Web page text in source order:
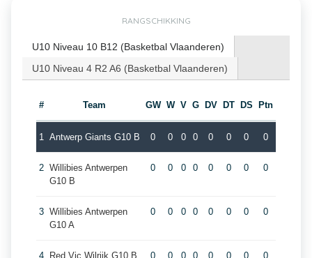
RANGSCHIKKING
U10 Niveau 10 B12 (Basketbal Vlaanderen)
U10 Niveau 4 R2 A6 (Basketbal Vlaanderen)
# Team GW W V G DV DT DS Ptn
1 Antwerp Giants G10 B 0 0 0 0 0 0 0 0
2 Willibies Antwerpen
G10 B
0 0 0 0 0 0 0 0
3 Willibies Antwerpen
G10 A
0 0 0 0 0 0 0 0
4 Red Vic Wilrijk G10 B 0 0 0 0 0 0 0 0